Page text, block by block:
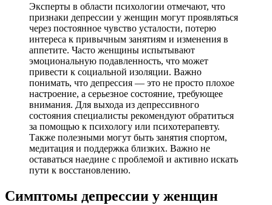
Эксперты в области психологии отмечают, что
признаки депрессии у женщин могут проявляться
через постоянное чувство усталости, потерю
интереса к привычным занятиям и изменения в
аппетите. Часто женщины испытывают
эмоциональную подавленность, что может
привести к социальной изоляции. Важно
понимать, что депрессия — это не просто плохое
настроение, а серьезное состояние, требующее
внимания. Для выхода из депрессивного
состояния специалисты рекомендуют обратиться
за помощью к психологу или психотерапевту.
Также полезными могут быть занятия спортом,
медитация и поддержка близких. Важно не
оставаться наедине с проблемой и активно искать
пути к восстановлению.
Симптомы депрессии у женщин